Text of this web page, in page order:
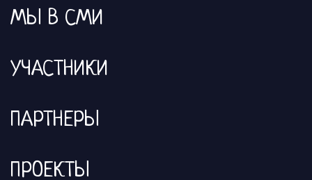
МЫ В СМИ
УЧАСТНИКИ
ПАРТНЕРЫ
ПРОЕКТЫ